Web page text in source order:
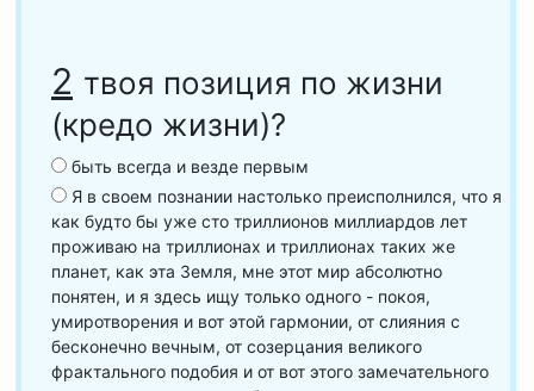
2 твоя позиция по жизни
(кредо жизни)?
быть всегда и везде первым
Я в своем познании настолько преисполнился, что я
как будто бы уже сто триллионов миллиардов лет
проживаю на триллионах и триллионах таких же
планет, как эта Земля, мне этот мир абсолютно
понятен, и я здесь ищу только одного - покоя,
умиротворения и вот этой гармонии, от слияния с
бесконечно вечным, от созерцания великого
фрактального подобия и от вот этого замечательного